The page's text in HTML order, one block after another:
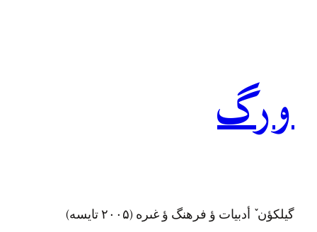
ورگ
گيلکؤن ٚ أدبیات ؤ فرهنگ ؤ غىره (۲۰۰۵ تايسه)